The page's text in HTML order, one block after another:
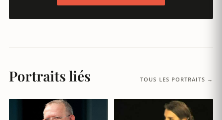
Portraits liés TOUS LES PORTRAITS →